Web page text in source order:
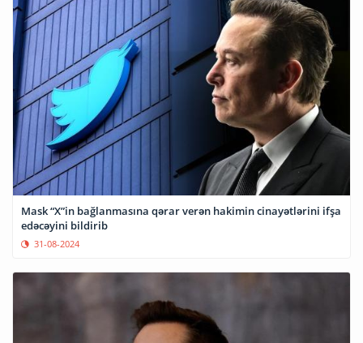
Mask “X”in bağlanmasına qərar verən hakimin cinayətlərini ifşa
edəcəyini bildirib
31-08-2024